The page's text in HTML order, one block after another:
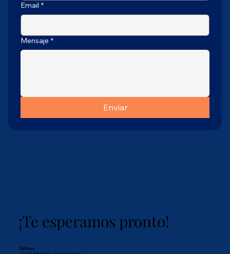
Email *
Mensaje *
Enviar
¡Te esperamos pronto!
Teléfonos